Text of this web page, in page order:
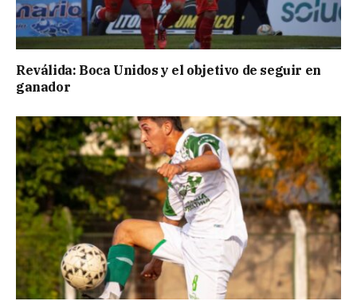
Reválida: Boca Unidos y el objetivo de seguir en
ganador